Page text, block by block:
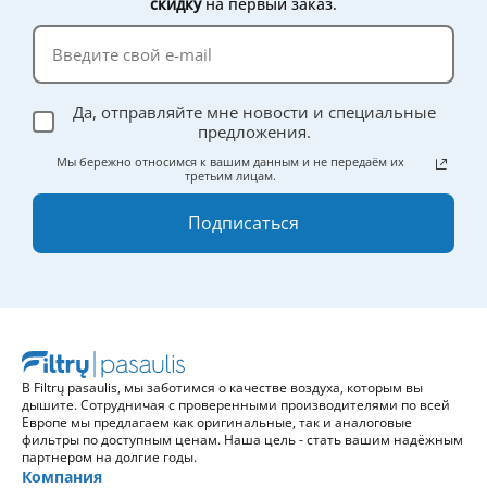
Да, отправляйте мне новости и специальные
предложения.
Мы бережно относимся к вашим данным и не передаём их
третьим лицам.
Подписаться
В Filtrų pasaulis, мы заботимся о качестве воздуха, которым вы
дышите. Сотрудничая с проверенными производителями по всей
Европе мы предлагаем как оригинальные, так и аналоговые
фильтры по доступным ценам. Наша цель - стать вашим надёжным
партнером на долгие годы.
Компания